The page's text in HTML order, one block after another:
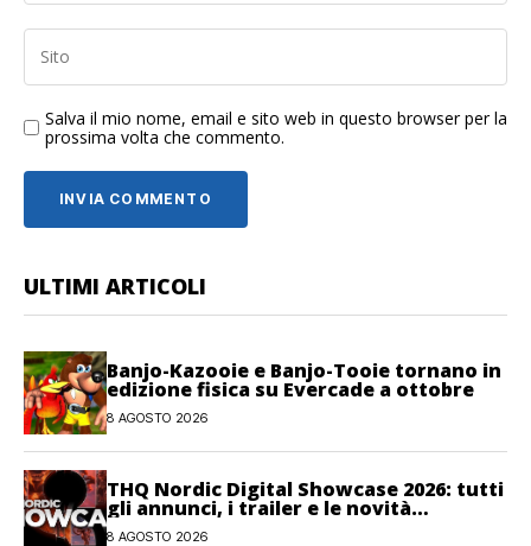
Salva il mio nome, email e sito web in questo browser per la
prossima volta che commento.
ULTIMI ARTICOLI
Banjo-Kazooie e Banjo-Tooie tornano in
edizione fisica su Evercade a ottobre
8 AGOSTO 2026
THQ Nordic Digital Showcase 2026: tutti
gli annunci, i trailer e le novità
dell’evento
8 AGOSTO 2026